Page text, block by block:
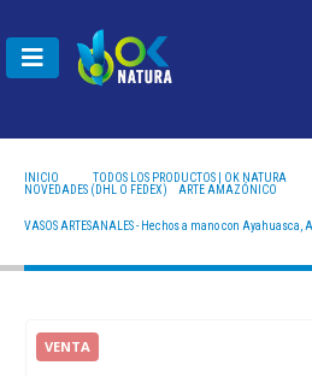
INICIO
TODOS LOS PRODUCTOS | OK NATURA
NOVEDADES (DHL O FEDEX)
ARTE AMAZÓNICO
VASOS ARTESANALES - HECHOS A MANO CON
VASOS ARTESANALES - Hechos a mano con
VENTA